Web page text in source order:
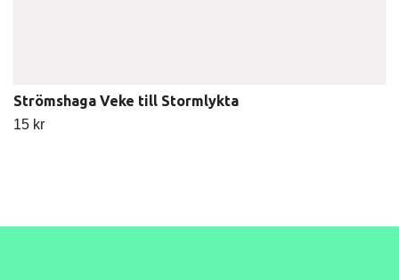
Strömshaga Veke till Stormlykta
15 kr